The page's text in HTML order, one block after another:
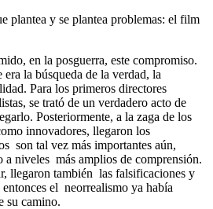
plantea y se plantea problemas: el film
en la posguerra, este compromiso.
la búsqueda de la verdad, la
Para los primeros directores
se trató de un verdadero acto de
Posteriormente, a la zaga de los
innovadores, llegaron los
son tal vez más importantes aún,
niveles más amplios de comprensión.
llegaron también las falsificaciones y
el neorrealismo ya había
su camino.